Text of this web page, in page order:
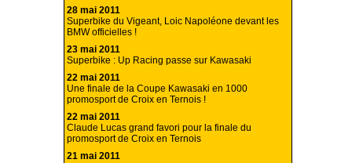
28 mai 2011
Superbike du Vigeant, Loic Napoléone devant les
BMW officielles !
23 mai 2011
Superbike : Up Racing passe sur Kawasaki
22 mai 2011
Une finale de la Coupe Kawasaki en 1000
promosport de Croix en Ternois !
22 mai 2011
Claude Lucas grand favori pour la finale du
promosport de Croix en Ternois
21 mai 2011